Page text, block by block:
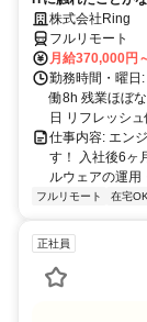
株式会社Ring
フルリモート
月給370,000円
勤務時間・曜日
働8h 残業ほぼ
日 リフレッシ
仕事内容: エン
す！ 入社後6ヶ
ルウェアの運
フルリモート 在宅OK
正社員